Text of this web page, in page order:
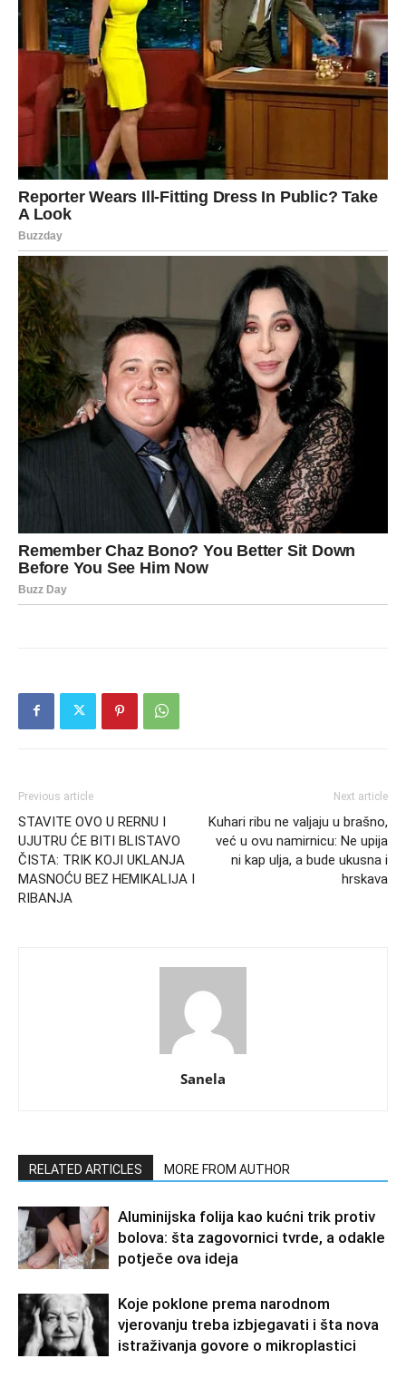
Previous article
STAVITE OVO U RERNU I
UJUTRU ĆE BITI BLISTAVO
ČISTA: TRIK KOJI UKLANJA
MASNOĆU BEZ HEMIKALIJA I
RIBANJA
Next article
Kuhari ribu ne valjaju u brašno,
već u ovu namirnicu: Ne upija
ni kap ulja, a bude ukusna i
hrskava
Sanela
RELATED ARTICLES MORE FROM AUTHOR
Aluminijska folija kao kućni trik protiv
bolova: šta zagovornici tvrde, a odakle
potječe ova ideja
Koje poklone prema narodnom
vjerovanju treba izbjegavati i šta nova
istraživanja govore o mikroplastici